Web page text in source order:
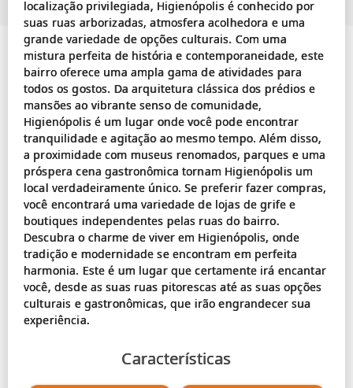
localização privilegiada, Higienópolis é conhecido por
suas ruas arborizadas, atmosfera acolhedora e uma
grande variedade de opções culturais. Com uma
mistura perfeita de história e contemporaneidade, este
bairro oferece uma ampla gama de atividades para
todos os gostos. Da arquitetura clássica dos prédios e
mansões ao vibrante senso de comunidade,
Higienópolis é um lugar onde você pode encontrar
tranquilidade e agitação ao mesmo tempo. Além disso,
a proximidade com museus renomados, parques e uma
próspera cena gastronômica tornam Higienópolis um
local verdadeiramente único. Se preferir fazer compras,
você encontrará uma variedade de lojas de grife e
boutiques independentes pelas ruas do bairro.
Descubra o charme de viver em Higienópolis, onde
tradição e modernidade se encontram em perfeita
harmonia. Este é um lugar que certamente irá encantar
você, desde as suas ruas pitorescas até as suas opções
culturais e gastronômicas, que irão engrandecer sua
Características